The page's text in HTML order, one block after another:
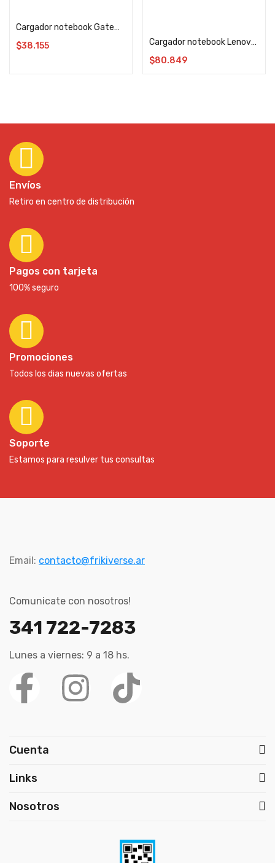
Cargador notebook Gateway 12V 2A
$38.155
Cargador notebook Lenovo Original 65W 20V 3.25A TIPO C
$80.849
Envíos
Retiro en centro de distribución
Pagos con tarjeta
100% seguro
Promociones
Todos los dias nuevas ofertas
Soporte
Estamos para resulver tus consultas
Email: contacto@frikiverse.ar
Comunicate con nosotros!
341 722-7283
Lunes a viernes: 9 a 18 hs.
Cuenta
Links
Nosotros